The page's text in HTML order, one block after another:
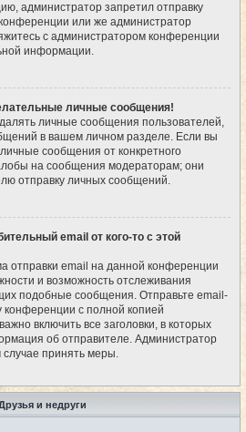
администратор запретил отправку
или же администратор
с администратором конференции
информации.
личные сообщения!
личные сообщения пользователей,
в вашем личном разделе. Если вы
сообщения от конкретного
на сообщения модераторам; они
отправку личных сообщений.
email от кого-то с этой
отправки email на данной конференции
и возможность отслеживания
подобные сообщения. Отправьте email-
с полной копией
включить все заголовки, в которых
об отправителе. Администратор
принять меры.
и недруги